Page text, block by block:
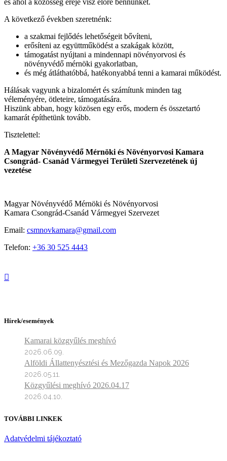
és ahol a közösség ereje visz előre bennünket.
A következő években szeretnénk:
a szakmai fejlődés lehetőségeit bővíteni,
erősíteni az együttműködést a szakágak között,
támogatást nyújtani a mindennapi növényorvosi és
növényvédő mérnöki gyakorlatban,
és még átláthatóbbá, hatékonyabbá tenni a kamarai működést.
Hálásak vagyunk a bizalomért és számítunk minden tag
véleményére, ötleteire, támogatására.
Hiszünk abban, hogy közösen egy erős, modern és összetartó
kamarát építhetünk tovább.
Tisztelettel:
A Magyar Növényvédő Mérnöki és Növényorvosi Kamara
Csongrád- Csanád Vármegyei Területi Szervezetének új
vezetése
Magyar Növényvédő Mérnöki és Növényorvosi
Kamara Csongrád-Csanád Vármegyei Szervezet
Email: csmnovkamara@gmail.com
Telefon: +36 30 525 4443
Hírek/események
Kamarai közgyűlés meghívó
2026.06.09.
Alföldi Állattenyésztési és Mezőgazda Napok 2026
2026.05.11.
Közgyűlési meghívó 2026.04.17
2026.04.10.
TOVÁBBI LINKEK
Adatvédelmi tájékoztató